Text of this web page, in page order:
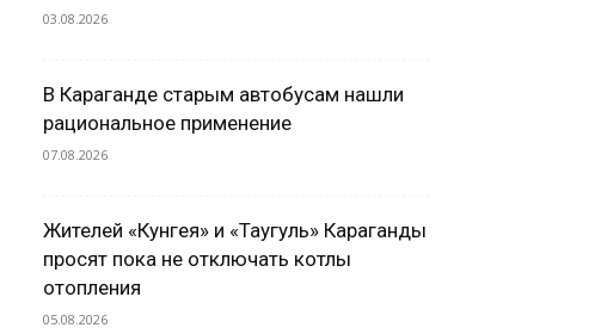
03.08.2026
В Караганде старым автобусам нашли
рациональное применение
07.08.2026
Жителей «Кунгея» и «Таугуль» Караганды
просят пока не отключать котлы
отопления
05.08.2026